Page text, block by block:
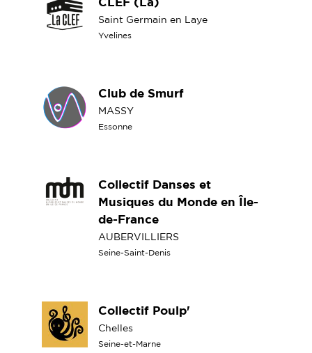
Saint Germain en Laye
Yvelines
Club de Smurf
MASSY
Essonne
Collectif Danses et
Musiques du Monde en Île-
de-France
AUBERVILLIERS
Seine-Saint-Denis
Collectif Poulp'
Chelles
Seine-et-Marne